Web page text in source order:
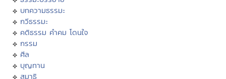
บทความธรรมะ
กวีธรรมะ
คติธรรม คำคม โดนใจ
กรรม
ศีล
บุญทาน
สมาธิ